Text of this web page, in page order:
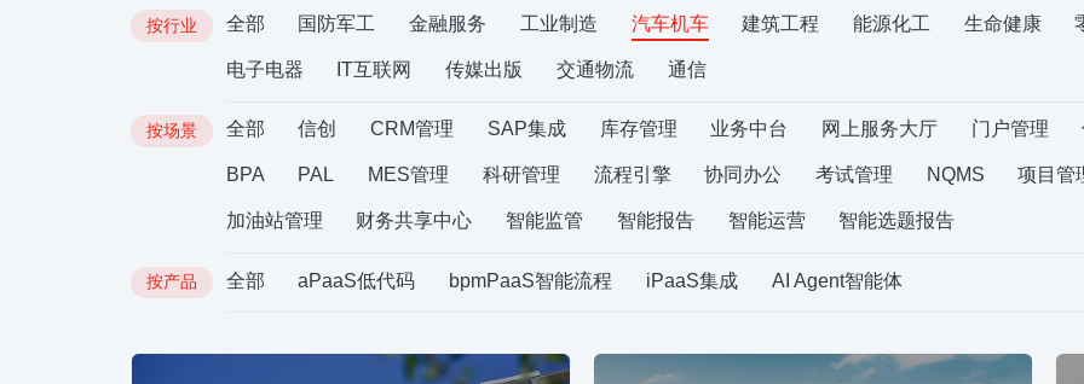
按行业 全部 国防军工 金融服务 工业制造 汽车机车 建筑工程 能源化工 生命健康
电子电器 IT互联网 传媒出版 交通物流 通信
按场景 全部 信创 CRM管理 SAP集成 库存管理 业务中台 网上服务大厅 门户管理
BPA PAL MES管理 科研管理 流程引擎 协同办公 考试管理 NQMS 项目管
加油站管理 财务共享中心 智能监管 智能报告 智能运营 智能选题报告
按产品 全部 aPaaS低代码 bpmPaaS智能流程 iPaaS集成 AI Agent智能体